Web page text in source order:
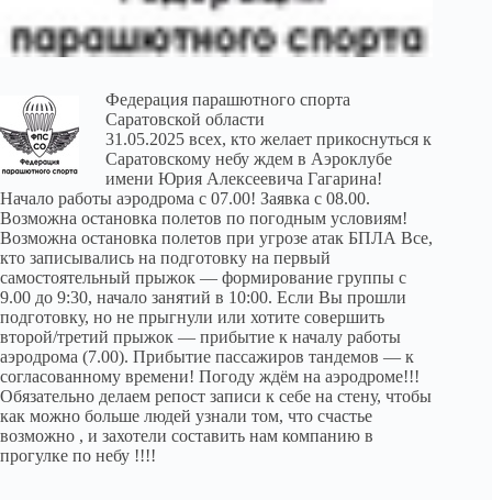
Федерация парашютного спорта
Саратовской области
31.05.2025 всех, кто желает прикоснуться к
Саратовскому небу ждем в Аэроклубе
имени Юрия Алексеевича Гагарина!
Начало работы аэродрома с 07.00! Заявка с 08.00.
Возможна остановка полетов по погодным условиям!
Возможна остановка полетов при угрозе атак БПЛА Все,
кто записывались на подготовку на первый
самостоятельный прыжок — формирование группы с
9.00 до 9:30, начало занятий в 10:00. Если Вы прошли
подготовку, но не прыгнули или хотите совершить
второй/третий прыжок — прибытие к началу работы
аэродрома (7.00). Прибытие пассажиров тандемов — к
согласованному времени! Погоду ждём на аэродроме!!!
Обязательно делаем репост записи к себе на стену, чтобы
как можно больше людей узнали том, что счастье
возможно , и захотели составить нам компанию в
прогулке по небу !!!!